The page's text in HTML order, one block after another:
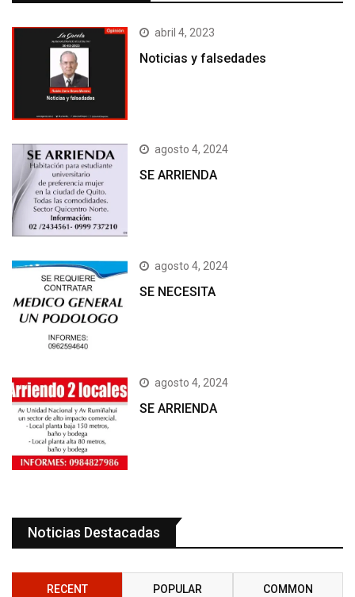
abril 4, 2023
Noticias y falsedades
agosto 4, 2024
SE ARRIENDA
agosto 4, 2024
SE NECESITA
agosto 4, 2024
SE ARRIENDA
Noticias Destacadas
RECENT POPULAR COMMON